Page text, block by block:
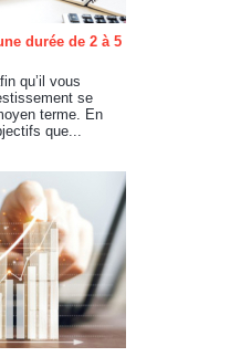
durée de 2 à 5
qu’il vous
se
terme. En
que...